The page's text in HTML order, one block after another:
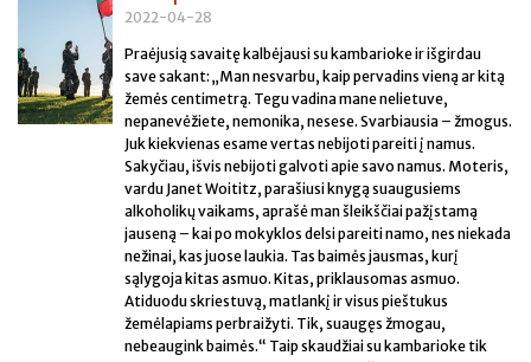
2022-04-28
Praėjusią savaitę kalbėjausi su kambarioke ir išgirdau
save sakant: „Man nesvarbu, kaip pervadins vieną ar kitą
žemės centimetrą. Tegu vadina mane nelietuve,
nepanevėžiete, nemonika, nesese. Svarbiausia – žmogus.
Juk kiekvienas esame vertas nebijoti pareiti į namus.
Sakyčiau, išvis nebijoti galvoti apie savo namus. Moteris,
vardu Janet Woititz, parašiusi knygą suaugusiems
alkoholikų vaikams, aprašė man šleikščiai pažįstamą
jauseną – kai po mokyklos delsi pareiti namo, nes niekada
nežinai, kas juose laukia. Tas baimės jausmas, kurį
sąlygoja kitas asmuo. Kitas, priklausomas asmuo.
Atiduodu skriestuvą, matlankį ir visus pieštukus
žemėlapiams perbraižyti. Tik, suaugęs žmogau,
nebeaugink baimės.“ Taip skaudžiai su kambarioke tik